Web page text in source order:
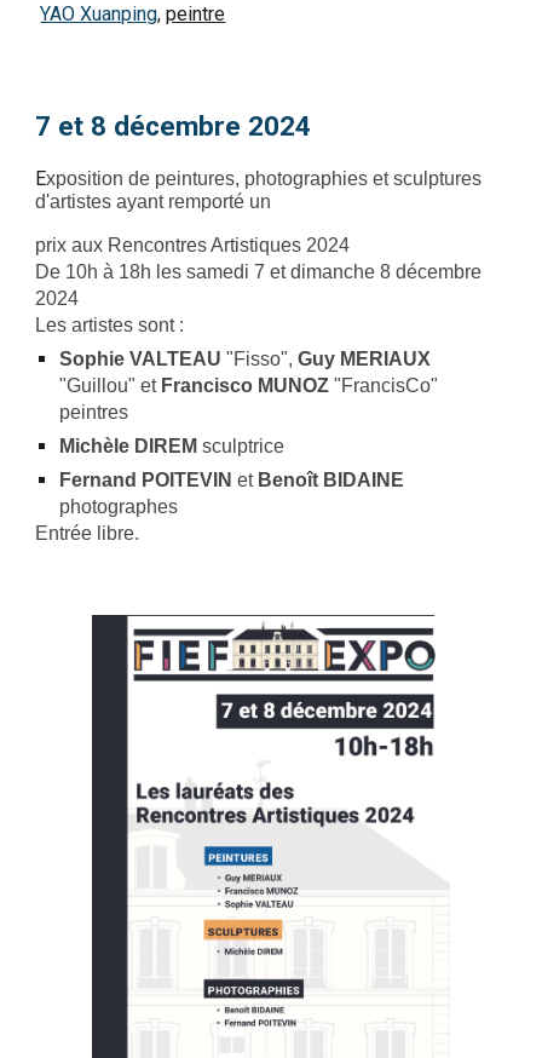
YAO Xuanping,peintre
7 et 8 décembre 2024
Exposition de peintures, photographies et sculptures
d'artistes ayant remporté un
prix aux Rencontres Artistiques 2024
De 10h à 18h les samedi 7 et dimanche 8 décembre
2024
Les artistes sont :
Sophie VALTEAU "Fisso",Guy MERIAUX
"Guillou" et Francisco MUNOZ"FrancisCo"
peintres
Michèle DIREM sculptrice
Fernand POITEVIN et Benoît BIDAINE
photographes
Entrée libre.